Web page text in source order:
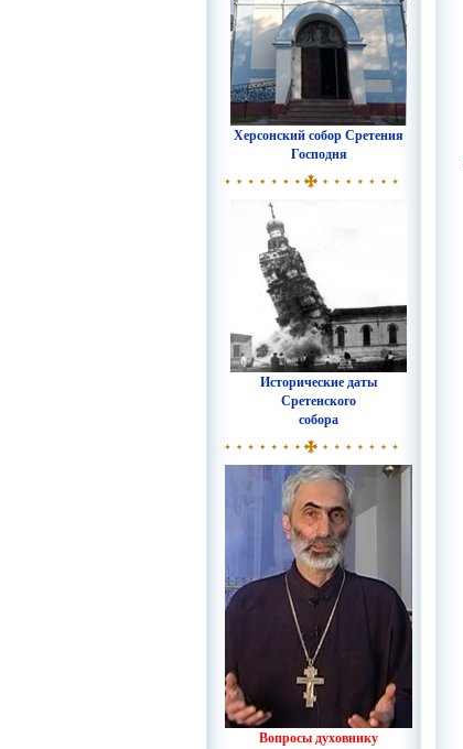
Херсонский собор Сретения
Господня
Исторические даты
Сретенского
собора
Вопросы духовнику